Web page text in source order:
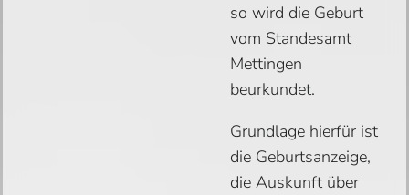
so wird die Geburt
vom Standesamt
Mettingen
beurkundet.
Grundlage hierfür ist
die Geburtsanzeige,
die Auskunft über